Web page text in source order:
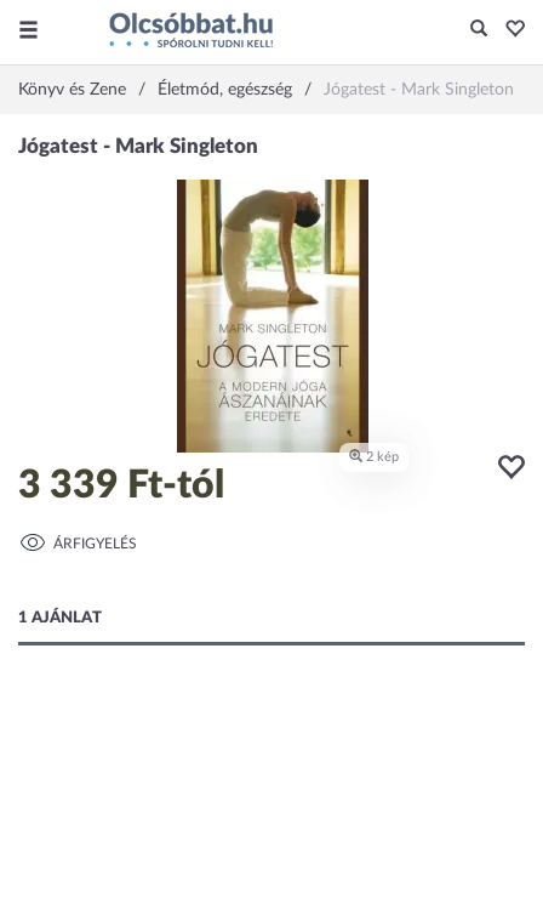
Könyv és Zene Életmód, egészség Jógatest - Mark Singleton
3 339 Ft-tól
ÁRFIGYELÉS
1 AJÁNLAT